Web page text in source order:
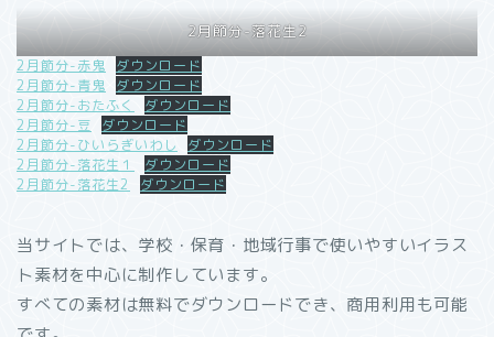
2月節分-落花生2
2月節分-赤鬼
ダウンロード
2月節分-青鬼
ダウンロード
2月節分-おたふく
ダウンロード
2月節分-豆
ダウンロード
2月節分-ひいらぎいわし
ダウンロード
2月節分-落花生１
ダウンロード
2月節分-落花生2
ダウンロード
当サイトでは、学校・保育・地域行事で使いやすいイラス
ト素材を中心に制作しています。
すべての素材は無料でダウンロードでき、商用利用も可能